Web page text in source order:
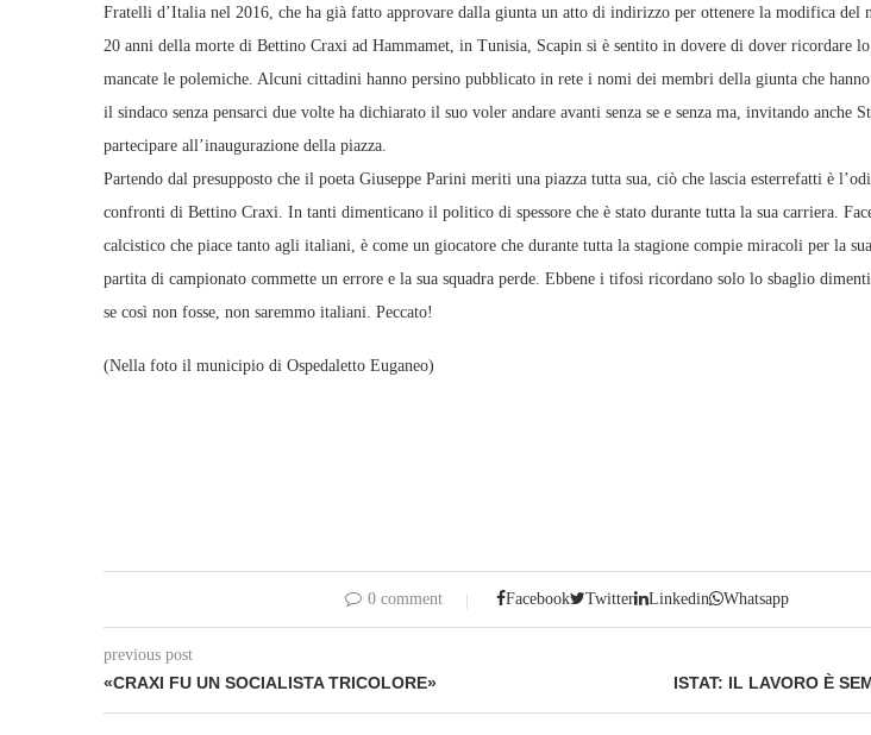
Fratelli d’Italia nel 2016, che ha già fatto approvare dalla giunta un atto di indirizzo per ottenere la modifica del
20 anni della morte di Bettino Craxi ad Hammamet, in Tunisia, Scapin si è sentito in dovere di dover ricordare
mancate le polemiche. Alcuni cittadini hanno persino pubblicato in rete i nomi dei membri della giunta che
il sindaco senza pensarci due volte ha dichiarato il suo voler andare avanti senza se e senza ma, invitando anche
partecipare all’inaugurazione della piazza.
Partendo dal presupposto che il poeta Giuseppe Parini meriti una piazza tutta sua, ciò che lascia esterrefatti è
confronti di Bettino Craxi. In tanti dimenticano il politico di spessore che è stato durante tutta la sua carriera.
calcistico che piace tanto agli italiani, è come un giocatore che durante tutta la stagione compie miracoli per la
partita di campionato commette un errore e la sua squadra perde. Ebbene i tifosi ricordano solo lo sbaglio
se così non fosse, non saremmo italiani. Peccato!
(Nella foto il municipio di Ospedaletto Euganeo)
0 comment Facebook Twitter Linkedin Whatsapp
previous post
«CRAXI FU UN SOCIALISTA TRICOLORE» ISTAT: IL LAVORO È